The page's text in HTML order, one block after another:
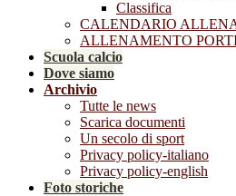
Classifica
CALENDARIO
ALLENAMENTO
Scuola calcio
Dove siamo
Archivio
Tutte le news
Scarica documenti
Un secolo di sport
Privacy policy-italiano
Privacy policy-english
Foto storiche